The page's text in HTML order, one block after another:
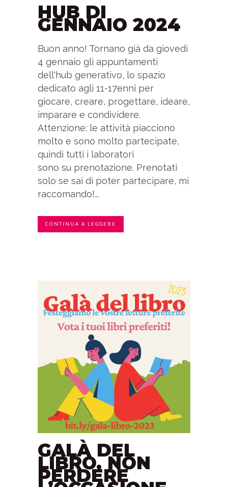
HUB DI
GENNAIO 2024
Buon anno! Tornano già da giovedì
4 gennaio gli appuntamenti
dell'hub generativo, lo spazio
dedicato agli 11-17enni per
giocare, creare, progettare, ideare,
imparare e condividere.
Attenzione: le attività piacciono
molto e sono molto partecipate,
quindi tutti i laboratori
sono su prenotazione. Prenotati
solo se sai di poter partecipare, mi
raccomando!...
CONTINUA A LEGGERE
GALÀ DEL
LIBRO, NON
PERDERE